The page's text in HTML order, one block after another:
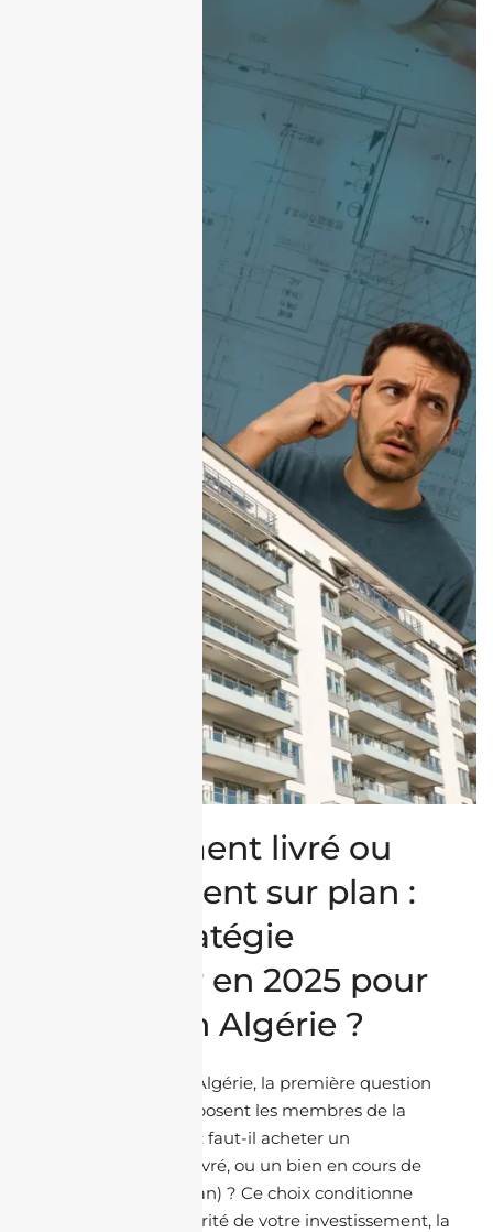
Appartement livré ou
appartement sur plan :
quelle stratégie
privilégier en 2025 pour
investir en Algérie ?
Avant d'investir en Algérie, la première question
stratégique que se posent les membres de la
diaspora est simple : faut-il acheter un
appartement déjà livré, ou un bien en cours de
construction (sur plan) ? Ce choix conditionne
directement la sécurité de votre investissement, la